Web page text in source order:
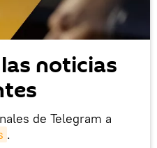
noticias
de Telegram a
.